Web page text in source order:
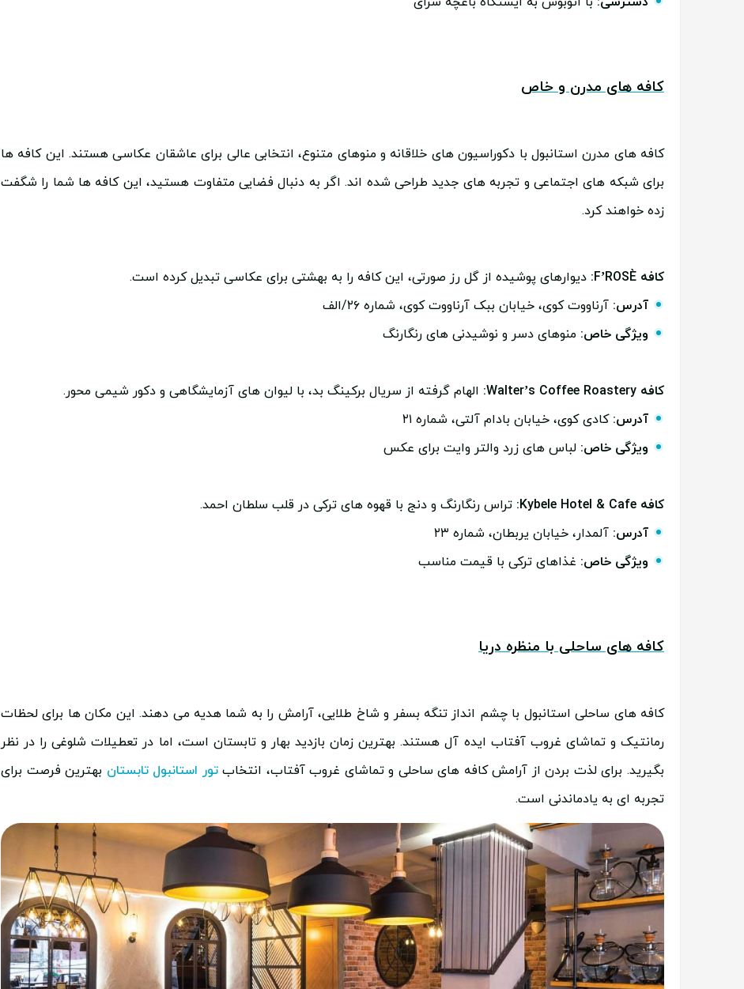
کافه های مدرن و خاص
کافه های مدرن استانبول با دکوراسیون های خلاقانه و منوهای متنوع، انتخابی عالی برای عاشقان عکاسی هستند. این کافه ها
برای شبکه های اجتماعی و تجربه های جدید طراحی شده اند. اگر به دنبال فضایی متفاوت هستید، این کافه ها شما را شگفت
زده خواهند کرد.
کافه F’ROSÈ:
دیوارهای پوشیده از گل رز صورتی، این کافه را به بهشتی برای عکاسی تبدیل کرده است.
آدرس: آرناووت کوی، خیابان ببک آرناووت کوی، شماره ۲۶/الف
ویژگی خاص: منوهای دسر و نوشیدنی های رنگارنگ
کافه Walter’s Coffee Roastery:
الهام گرفته از سریال برکینگ بد، با لیوان های آزمایشگاهی و دکور شیمی محور.
آدرس: کادی کوی، خیابان بادام آلتی، شماره ۲۱
ویژگی خاص: لباس های زرد والتر وایت برای عکس
کافه Kybele Hotel & Cafe:
تراس رنگارنگ و دنج با قهوه های ترکی در قلب سلطان احمد.
آدرس: آلمدار، خیابان یربطان، شماره ۲۳
ویژگی خاص: غذاهای ترکی با قیمت مناسب
کافه های ساحلی با منظره دریا
کافه های ساحلی استانبول با چشم انداز تنگه بسفر و شاخ طلایی، آرامش را به شما هدیه می دهند. این مکان ها برای لحظات
رمانتیک و تماشای غروب آفتاب ایده آل هستند. بهترین زمان بازدید بهار و تابستان است، اما در تعطیلات شلوغی را در نظر
بگیرید. برای لذت بردن از آرامش کافه های ساحلی و تماشای غروب آفتاب، انتخابتور استانبول تابستان بهترین فرصت برای
تجربه ای به یادماندنی است.